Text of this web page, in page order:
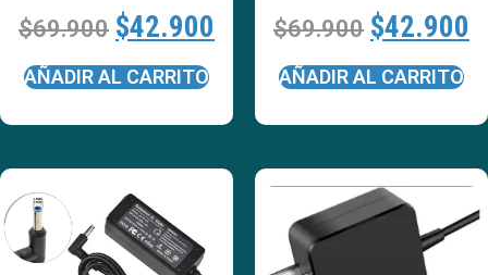
$69.900 $42.900
AÑADIR AL CARRITO
$69.900 $42.900
AÑADIR AL CARRITO